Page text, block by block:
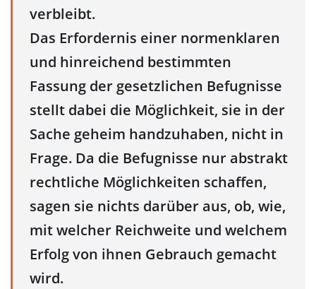
verbleibt.
Das Erfordernis einer normenklaren
und hinreichend bestimmten
Fassung der gesetzlichen Befugnisse
stellt dabei die Möglichkeit, sie in der
Sache geheim handzuhaben, nicht in
Frage. Da die Befugnisse nur abstrakt
rechtliche Möglichkeiten schaffen,
sagen sie nichts darüber aus, ob, wie,
mit welcher Reichweite und welchem
Erfolg von ihnen Gebrauch gemacht
wird.